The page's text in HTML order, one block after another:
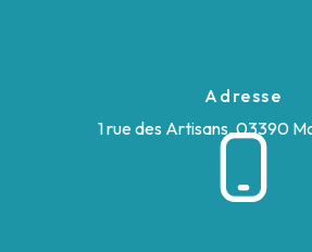
Adresse
1 rue des Artisans, 03390